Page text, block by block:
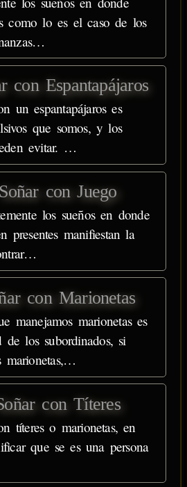
como lo es el caso de los
con Espantapájaros
un espantapájaros es
que somos, y los
evitar. …
Soñar con Juego
los sueños en donde
presentes manifiestan la
con Marionetas
manejamos marionetas es
de los subordinados, si
marionetas,…
con Títeres
títeres o marionetas, en
que se es una persona